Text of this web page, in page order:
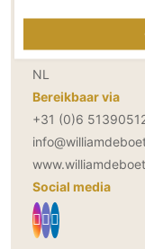
Overig
Akoestiek
Binnenzwembaden
Wellness
Wijnkelder en
2992 DK
NL
Bereikbaar via
+31 (0)6
Social media